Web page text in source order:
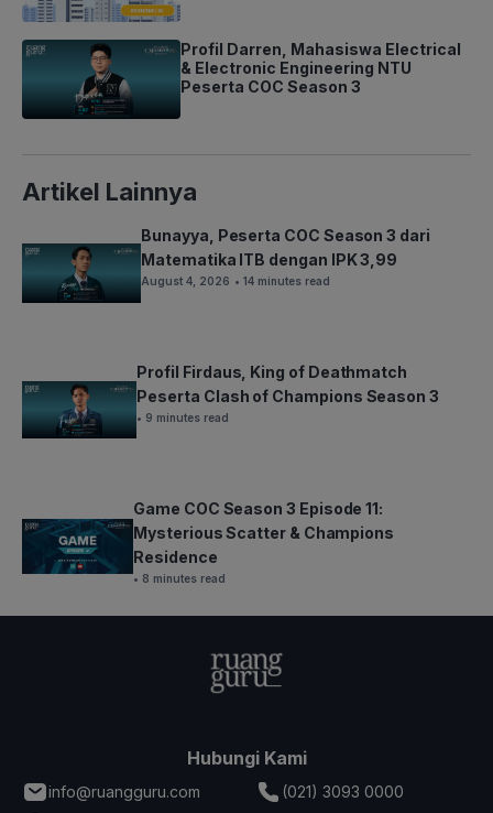
Profil Darren, Mahasiswa Electrical
& Electronic Engineering NTU
Peserta COC Season 3
Artikel Lainnya
Bunayya, Peserta COC Season 3 dari
Matematika ITB dengan IPK 3,99
August 4, 2026 • 14 minutes read
Profil Firdaus, King of Deathmatch
Peserta Clash of Champions Season 3
• 9 minutes read
Game COC Season 3 Episode 11:
Mysterious Scatter & Champions
Residence
• 8 minutes read
Hubungi Kami
info@ruangguru.com
(021) 3093 0000